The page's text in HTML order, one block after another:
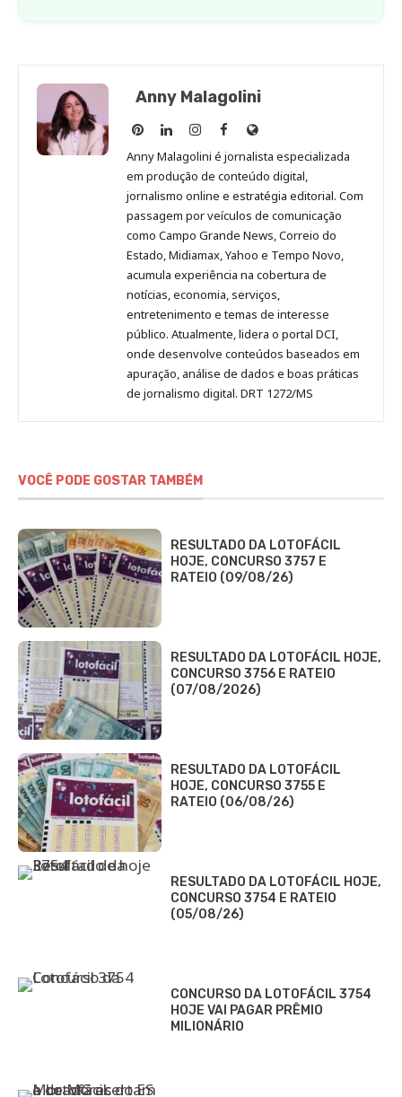
Anny Malagolini
Anny
Malagolini
no
Pinterest
Anny
Malagolini
no
LinkedIn
Anny
Malagolini
no
Instagram
Anny
Malagolini
no
Facebook
Site
de
Anny
Malagolini
Anny Malagolini é jornalista especializada
em produção de conteúdo digital,
jornalismo online e estratégia editorial. Com
passagem por veículos de comunicação
como Campo Grande News, Correio do
Estado, Midiamax, Yahoo e Tempo Novo,
acumula experiência na cobertura de
notícias, economia, serviços,
entretenimento e temas de interesse
público. Atualmente, lidera o portal DCI,
onde desenvolve conteúdos baseados em
apuração, análise de dados e boas práticas
de jornalismo digital. DRT 1272/MS
VOCÊ PODE GOSTAR TAMBÉM
RESULTADO DA LOTOFÁCIL
HOJE, CONCURSO 3757 E
RATEIO (09/08/26)
RESULTADO DA LOTOFÁCIL HOJE,
CONCURSO 3756 E RATEIO
(07/08/2026)
RESULTADO DA LOTOFÁCIL
HOJE, CONCURSO 3755 E
RATEIO (06/08/26)
RESULTADO DA LOTOFÁCIL HOJE,
CONCURSO 3754 E RATEIO
(05/08/26)
CONCURSO DA LOTOFÁCIL 3754
HOJE VAI PAGAR PRÊMIO
MILIONÁRIO